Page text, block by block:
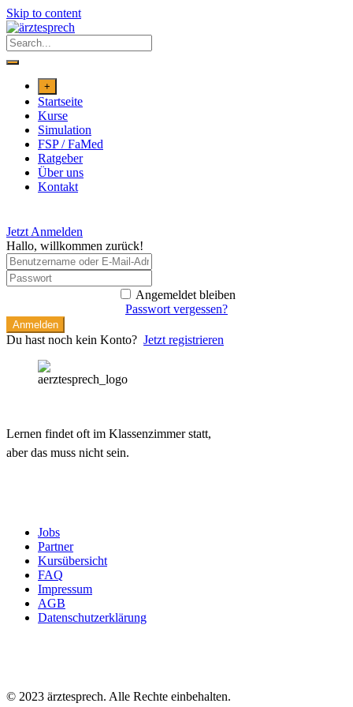
Skip to content
+
Startseite
Kurse
Simulation
FSP / FaMed
Ratgeber
Über uns
Kontakt
Jetzt Anmelden
Hallo, willkommen zurück!
Angemeldet bleiben
Passwort vergessen?
Anmelden
Du hast noch kein Konto? Jetzt registrieren
Lernen findet oft im Klassenzimmer statt,
aber das muss nicht sein.
Jobs
Partner
Kursübersicht
FAQ
Impressum
AGB
Datenschutzerklärung
© 2023 ärztesprech. Alle Rechte einbehalten.